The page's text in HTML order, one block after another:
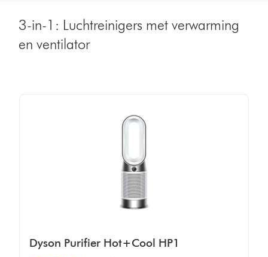
3-in-1: Luchtreinigers met verwarming
en ventilator
Dyson Purifier Hot+Cool HP1